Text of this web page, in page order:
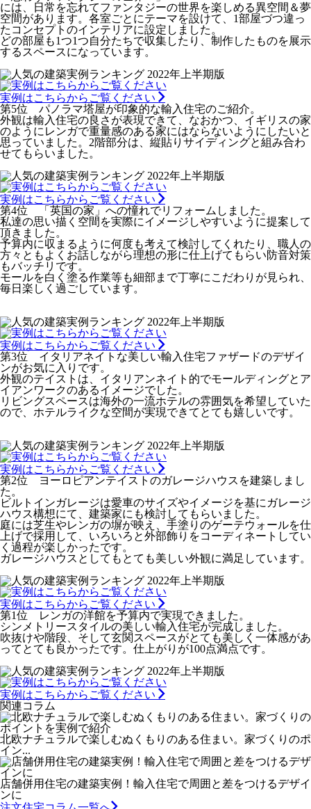
には、日常を忘れてファンタジーの世界を楽しめる異空間＆夢
空間があります。各室ごとにテーマを設けて、1部屋づつ違っ
たコンセプトのインテリアに設定しました。
どの部屋も1つ1つ自分たちで収集したり、制作したものを展示
するスペースになっています。
実例はこちらからご覧ください
第5位 パノラマ塔屋が印象的な輸入住宅のご紹介。
外観は輸入住宅の良さが表現できて、なおかつ、イギリスの家
のようにレンガで重量感のある家にはならないようにしたいと
思っていました。2階部分は、縦貼りサイディングと組み合わ
せてもらいました。
実例はこちらからご覧ください
第4位 「英国の家」への憧れでリフォームしました。
私達の思い描く空間を実際にイメージしやすいように提案して
頂きました。
予算内に収まるように何度も考えて検討してくれたり、職人の
方々ともよくお話しながら理想の形に仕上げてもらい防音対策
もバッチリです。
モールを白く塗る作業等も細部まで丁寧にこだわりが見られ、
毎日楽しく過ごしています。
実例はこちらからご覧ください
第3位 イタリアネイトな美しい輸入住宅ファザードのデザイ
ンがお気に入りです。
外観のテイストは、イタリアンネイト的でモールディングとア
イアンワークのあるイメージでした。
リビングスペースは海外の一流ホテルの雰囲気を希望していた
ので、ホテルライクな空間が実現できてとても嬉しいです。
実例はこちらからご覧ください
第2位 ヨーロピアンテイストのガレージハウスを建築しまし
た。
ビルトインガレージは愛車のサイズやイメージを基にガレージ
ハウス構想にて、建築家にも検討してもらいました。
庭には芝生やレンガの塀が映え、手塗りのゲーテウォールを仕
上げで採用して、いろいろと外部飾りをコーディネートしてい
く過程が楽しかったです。
ガレージハウスとしてもとても美しい外観に満足しています。
実例はこちらからご覧ください
第1位 レンガの洋館を予算内で実現できました。
シンメトリースタイルの美しい輸入住宅が完成しました。
吹抜けや階段、そして玄関スペースがとても美しく一体感があ
ってとても良かったです。仕上がりが100点満点です。
実例はこちらからご覧ください
関連コラム
北欧ナチュラルで楽しむぬくもりのある住まい。家づくりのポ
イン...
店舗併用住宅の建築実例！輸入住宅で周囲と差をつけるデザイ
ンに